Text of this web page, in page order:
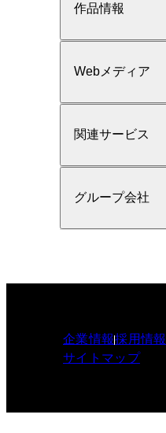
作品情報
Webメディア
関連サービス
グループ会社
企業情報採用情報
サイトマップ